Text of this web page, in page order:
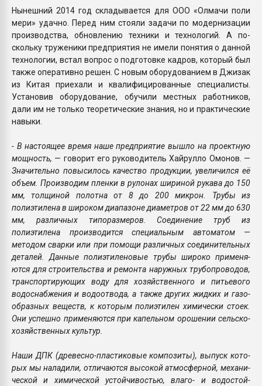
Нынешний 2014 год склады­вается для ООО «Олмачи поли
мери» удачно. Перед ним стояли задачи по модерниза­ции
производства, обновлению техники и технологий. А по­
скольку труженики предприятия не имели понятия о данной
тех­нологии, встал вопрос о под­готовке кадров, который был
также оперативно решен. С но­вым оборудованием в Джизак
из Китая приехали и квалифи­цированные специалисты.
Уста­новив оборудование, обучили местных работников,
дали им не только теоретические зна­ния, но и практические
навыки.
- В настоящее время наше предприятие вышло на проект­ную
мощность, — говорит его руководитель Хайрулло Омонов. —
Значительно повысилось качество продукции, увеличил­ся её
объем. Производим пленки в рулонах шириной рукава до 150
мм, толщиной полотна от 8 до 200 микрон. Трубы из
полиэтилена в широ­ком диапазоне диаметров от 22 мм до 630
мм, различных типоразмеров. Соединение труб из
полиэтилена произво­дится специальным автоматом —
методом сварки или при помо­щи различных соединительных
деталей. Данные полиэтиленовые трубы широко применя­
ются для строительства и ре­монта наружных трубопрово­дов,
транспортирующих воду для хозяйственного и питьевого
водоснабжения и водоотвода, а также других жидких и газо­
образных веществ, к которым полиэтилен химически стоек.
Они успешно применяются при капельном орошении сельско­
хозяйственных культур.
Наши ДПК (древесно-пластиковые композиты), выпуск кото­
рых мы наладили, отличаются высокой атмосферной, механи­
ческой и химической устойчи­востью, влаго- и водостой­